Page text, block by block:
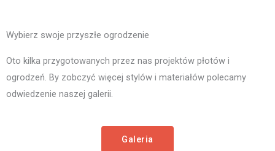
Wybierz swoje przyszłe ogrodzenie
Oto kilka przygotowanych przez nas projektów płotów i
ogrodzeń. By zobczyć więcej stylów i materiałów polecamy
odwiedzenie naszej galerii.
Galeria